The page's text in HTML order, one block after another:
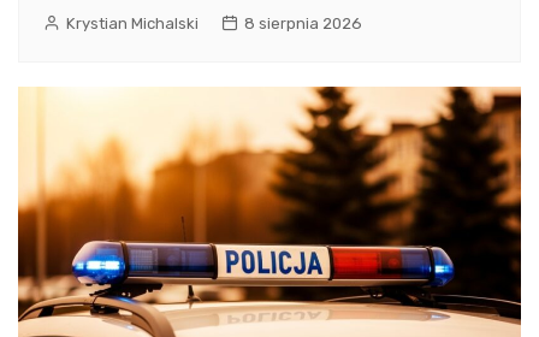
Krystian Michalski 8 sierpnia 2026